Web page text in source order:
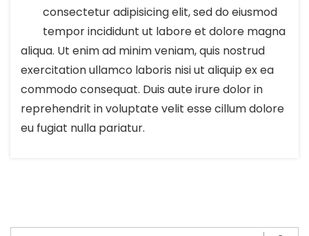
consectetur adipisicing elit, sed do eiusmod
tempor incididunt ut labore et dolore magna
aliqua. Ut enim ad minim veniam, quis nostrud
exercitation ullamco laboris nisi ut aliquip ex ea
commodo consequat. Duis aute irure dolor in
reprehendrit in voluptate velit esse cillum dolore
eu fugiat nulla pariatur.